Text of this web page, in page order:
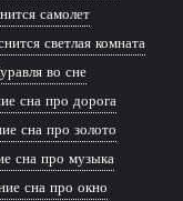
самолет
светлая комната
во сне
сна про дорога
сна про золото
сна про музыка
сна про окно